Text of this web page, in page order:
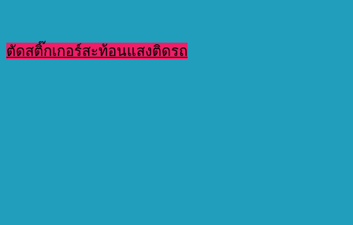
ตัดสติ๊กเกอร์สะท้อนแสงติดรถ